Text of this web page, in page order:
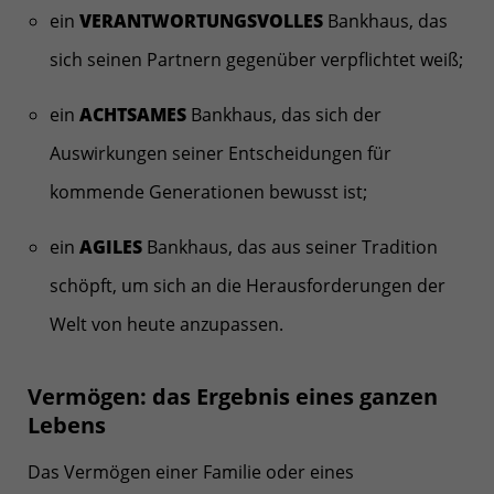
ein VERANTWORTUNGSVOLLES Bankhaus, das
sich seinen Partnern gegenüber verpflichtet weiß;
ein ACHTSAMES Bankhaus, das sich der
Auswirkungen seiner Entscheidungen für
kommende Generationen bewusst ist;
ein AGILES Bankhaus, das aus seiner Tradition
schöpft, um sich an die Herausforderungen der
Welt von heute anzupassen.
Vermögen: das Ergebnis eines ganzen
Lebens
Das Vermögen einer Familie oder eines